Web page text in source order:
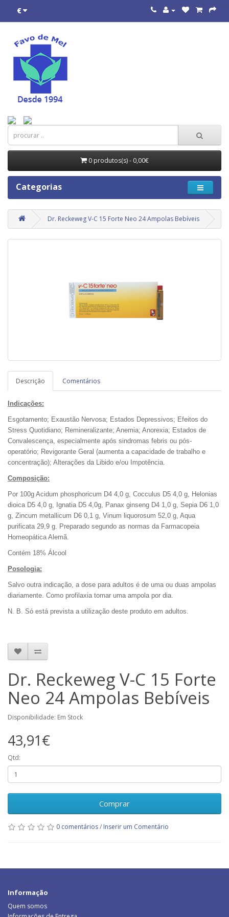
€
0 produtos(s) - 0,00€
Categorias
Dr. Reckeweg V-C 15 Forte Neo 24 Ampolas Bebíveis
Descrição Comentários
Indicações:
Esgotamento; Exaustão Nervosa; Estados Depressivos; Efeitos do
Stress Quotidiano; Remineralizante; Anemia; Anorexia; Estados de
Convalescença, especialmente após sindromas febris ou pós-
operatório; Revigorante Geral (aumenta a capacidade de trabalho e
concentração); Alterações da Libido e/ou Impotência.
Composição:
Por 100g Acidum phosphoricum D4 4,0 g, Cocculus D5 4,0 g, Helonias
dioica D5 4,0 g, Ignatia D5 4,0g, Panax ginseng D4 1,0 g, Sepia D6 1,0
g, Zincum metallicum D6 0,1 g, Vinum liquorosum 52,0 g, Aqua
purificata 29,9 g. Preparado segundo as normas da Farmacopeia
Homeopática Alemã.
Contém 18% Álcool
Posologia:
Salvo outra indicação, a dose para adultos é de uma ou duas ampolas
diariamente. Como profilaxia tomar uma ampola por dia.
N. B. Só está prevista a utilização deste produto em adultos.
Dr. Reckeweg V-C 15 Forte
Neo 24 Ampolas Bebíveis
Disponibilidade: Em Stock
43,91€
Qtd:
Comprar
0 comentários/ Inserir um Comentário
Informação
Quem somos